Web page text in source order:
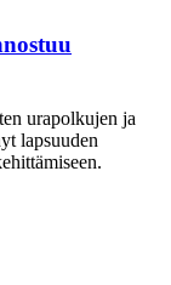
urapolkujen ja
lapsuuden